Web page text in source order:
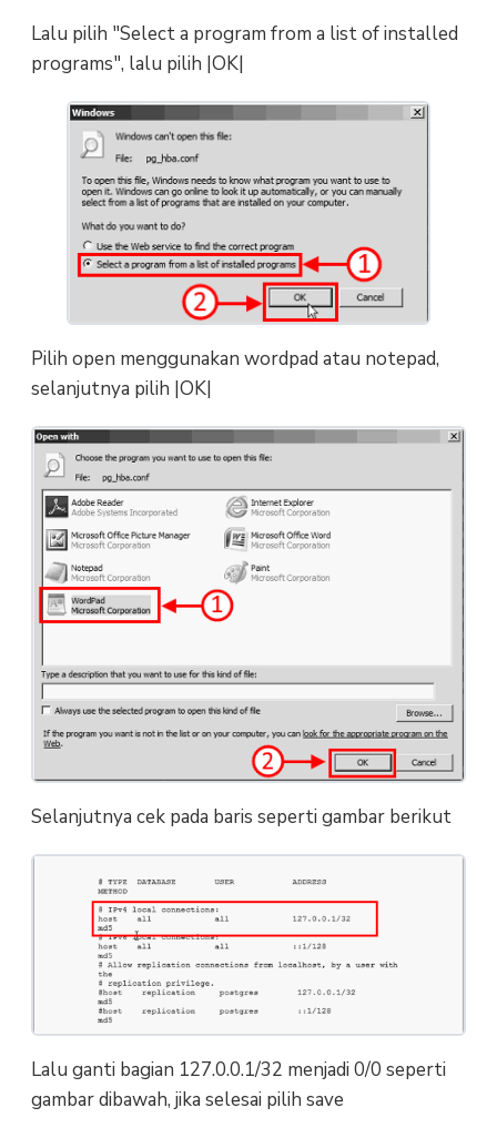
Lalu pilih "Select a program from a list of installed
programs", lalu pilih |OK|
Pilih open menggunakan wordpad atau notepad,
selanjutnya pilih |OK|
Selanjutnya cek pada baris seperti gambar berikut
Lalu ganti bagian 127.0.0.1/32 menjadi 0/0 seperti
gambar dibawah, jika selesai pilih save